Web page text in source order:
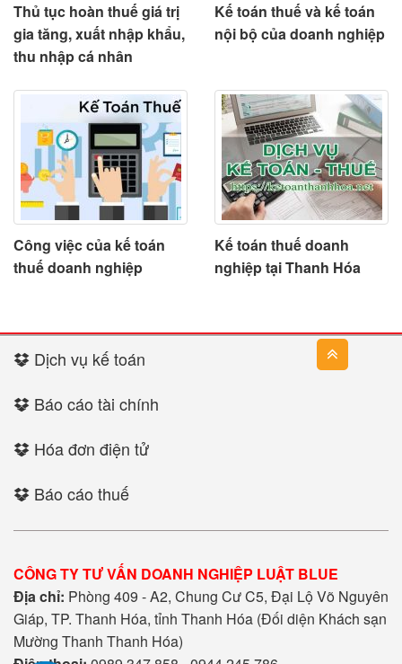
Thủ tục hoàn thuế giá trị
gia tăng, xuất nhập khẩu,
thu nhập cá nhân
Kế toán thuế và kế toán
nội bộ của doanh nghiệp
Công việc của kế toán
thuế doanh nghiệp
Kế toán thuế doanh
nghiệp tại Thanh Hóa
Dịch vụ kế toán
Báo cáo tài chính
Hóa đơn điện tử
Báo cáo thuế
CÔNG TY TƯ VẤN DOANH NGHIỆP LUẬT BLUE
Địa chỉ: Phòng 409 - A2, Chung Cư C5, Đại Lộ Võ Nguyên
Giáp, TP. Thanh Hóa, tỉnh Thanh Hóa (Đối diện Khách sạn
Mường Thanh Thanh Hóa)